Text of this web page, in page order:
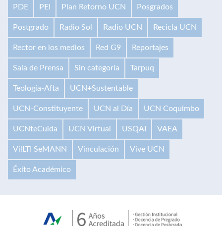
PDE PEI Plan Retorno UCN Posgrados
Postgrado Radio Sol Radio UCN Recicla UCN
Rector en los medios Red G9 Reportajes
Sala de Prensa Sin categoría Tarpuq
Teología-Afta UCN+Sustentable
UCN-Constituyente UCN al Día UCN Coquimbo
UCNteCuida UCN Virtual USQAI VAEA
VilLTI SeMANN Vinculación Vive UCN
Éxito Académico